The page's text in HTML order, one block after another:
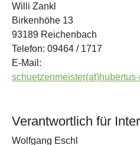
Willi Zankl
Birkenhöhe 13
93189 Reichenbach
Telefon: 09464 / 1717
E-Mail:
Verantwortlich für
Wolfgang Eschl